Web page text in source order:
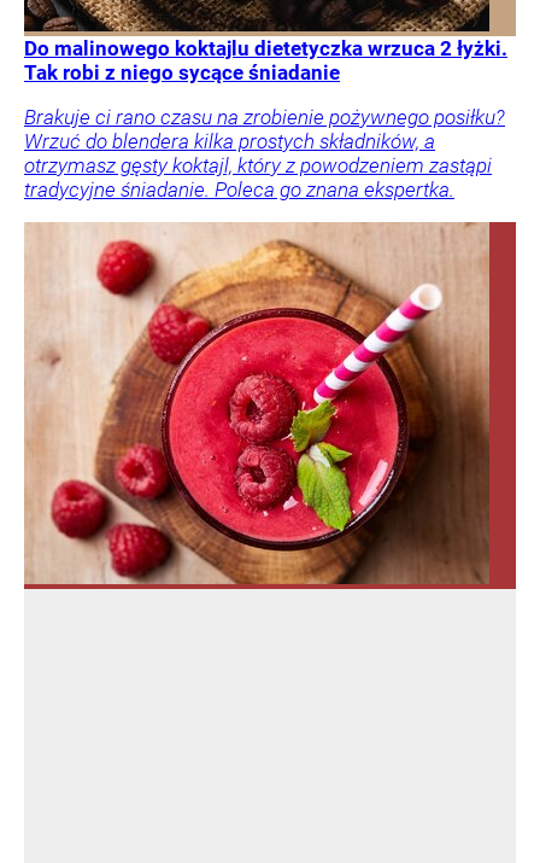
Do malinowego koktajlu dietetyczka wrzuca 2 łyżki.
Tak robi z niego sycące śniadanie
Brakuje ci rano czasu na zrobienie pożywnego posiłku?
Wrzuć do blendera kilka prostych składników, a
otrzymasz gęsty koktajl, który z powodzeniem zastąpi
tradycyjne śniadanie. Poleca go znana ekspertka.